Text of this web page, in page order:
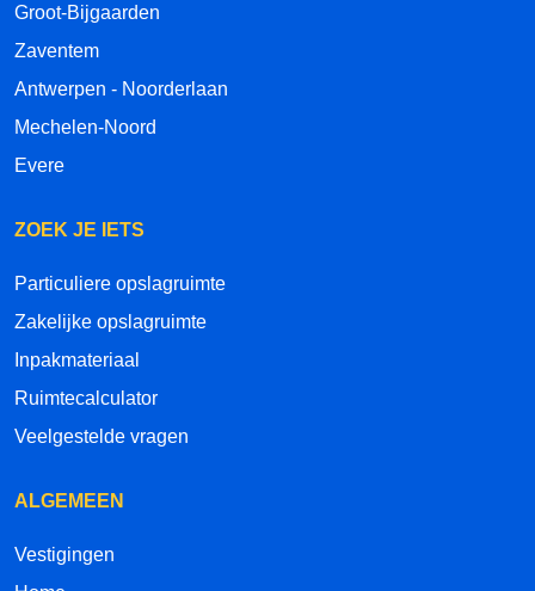
Groot-Bijgaarden
Zaventem
Antwerpen - Noorderlaan
Mechelen-Noord
Evere
ZOEK JE IETS
Particuliere opslagruimte
Zakelijke opslagruimte
Inpakmateriaal
Ruimtecalculator
Veelgestelde vragen
ALGEMEEN
Vestigingen